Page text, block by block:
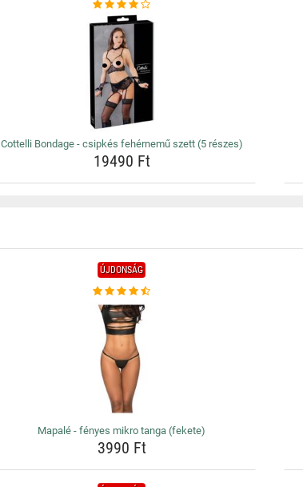
Cottelli Bondage - csipkés fehérnemű szett (5 részes)
19490 Ft
ÚJDONSÁG
Mapalé - fényes mikro tanga (fekete)
3990 Ft